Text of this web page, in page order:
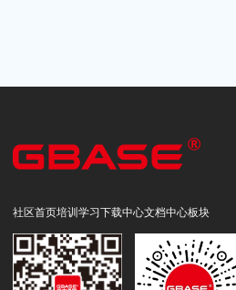
社区首页培训学习下载中心文档中心板块